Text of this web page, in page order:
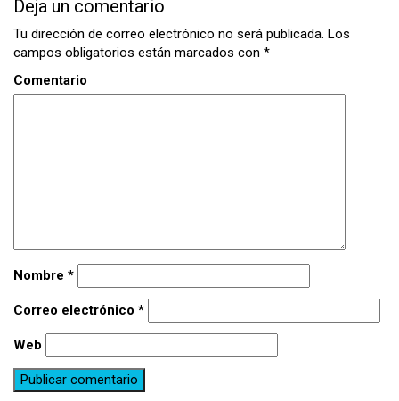
Deja un comentario
Tu dirección de correo electrónico no será publicada. Los
campos obligatorios están marcados con *
Comentario
Nombre *
Correo electrónico *
Web